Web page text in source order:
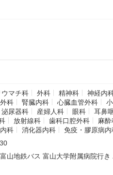
ウマチ科 外科 精神科
神経内
科 腎臓内科 心臓血管外科
泌尿器科 産婦人科 眼科
耳鼻
放射線科 歯科口腔外科
麻酔
科 消化器内科
免疫・膠原病内
山地鉄バス 富山大学附属病院行き